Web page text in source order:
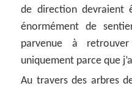
de direction devraient
énormément de
parvenue à
uniquement parce que
Au travers des arbres